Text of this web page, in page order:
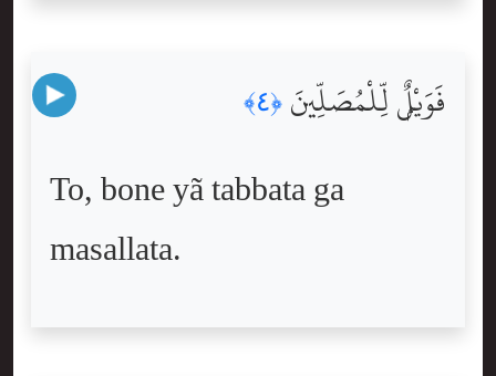
فَوَيْلٌۭ لِّلْمُصَلِّينَ ﴿٤﴾
To, bone yã tabbata ga
masallata.